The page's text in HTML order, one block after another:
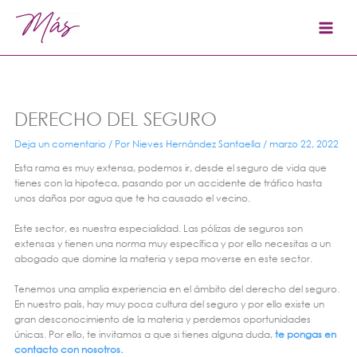
contenido
DERECHO DEL SEGURO
Deja un comentario / Por Nieves Hernández Santaella / marzo 22, 2022
Esta rama es muy extensa, podemos ir, desde el seguro de vida que
tienes con la hipoteca, pasando por un accidente de tráfico hasta
unos daños por agua que te ha causado el vecino.
Este sector, es nuestra especialidad. Las pólizas de seguros son
extensas y tienen una norma muy específica y por ello necesitas a un
abogado que domine la materia y sepa moverse en este sector.
Tenemos una amplia experiencia en el ámbito del derecho del seguro.
En nuestro país, hay muy poca cultura del seguro y por ello existe un
gran desconocimiento de la materia y perdemos oportunidades
únicas. Por ello, te invitamos a que si tienes alguna duda,te pongas en
contacto con nosotros.